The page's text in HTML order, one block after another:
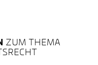
ZUM THEMA